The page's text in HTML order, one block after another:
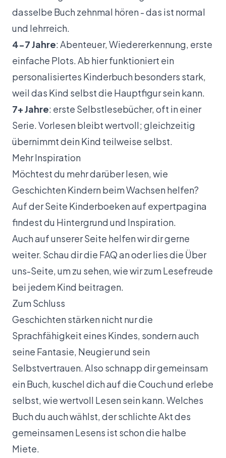
dasselbe Buch zehnmal hören - das ist normal
und lehrreich.
4-7 Jahre: Abenteuer, Wiedererkennung, erste
einfache Plots. Ab hier funktioniert ein
personalisiertes Kinderbuch besonders stark,
weil das Kind selbst die Hauptfigur sein kann.
7+ Jahre: erste Selbstlesebücher, oft in einer
Serie. Vorlesen bleibt wertvoll; gleichzeitig
übernimmt dein Kind teilweise selbst.
Mehr Inspiration
Möchtest du mehr darüber lesen, wie
Geschichten Kindern beim Wachsen helfen?
Auf der Seite Kinderboeken auf expertpagina
findest du Hintergrund und Inspiration.
Auch auf unserer Seite helfen wir dir gerne
weiter. Schau dir die FAQan oder lies die Über
uns-Seite, um zu sehen, wie wir zum Lesefreude
bei jedem Kind beitragen.
Zum Schluss
Geschichten stärken nicht nur die
Sprachfähigkeit eines Kindes, sondern auch
seine Fantasie, Neugier und sein
Selbstvertrauen. Also schnapp dir gemeinsam
ein Buch, kuschel dich auf die Couch und erlebe
selbst, wie wertvoll Lesen sein kann. Welches
Buch du auch wählst, der schlichte Akt des
gemeinsamen Lesens ist schon die halbe
Miete.